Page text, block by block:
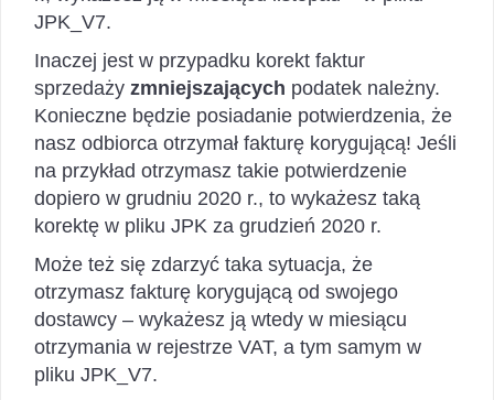
JPK_V7.
Inaczej jest w przypadku korekt faktur
sprzedaży zmniejszających podatek należny.
Konieczne będzie posiadanie potwierdzenia, że
nasz odbiorca otrzymał fakturę korygującą! Jeśli
na przykład otrzymasz takie potwierdzenie
dopiero w grudniu 2020 r., to wykażesz taką
korektę w pliku JPK za grudzień 2020 r.
Może też się zdarzyć taka sytuacja, że
otrzymasz fakturę korygującą od swojego
dostawcy – wykażesz ją wtedy w miesiącu
otrzymania w rejestrze VAT, a tym samym w
pliku JPK_V7.